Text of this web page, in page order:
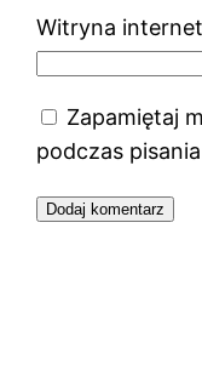
Witryna
Zapamiętaj
podczas